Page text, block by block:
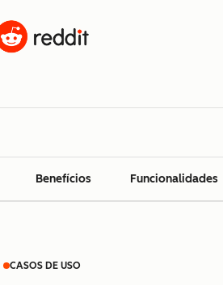
Benefícios Funcionalidades
CASOS DE USO